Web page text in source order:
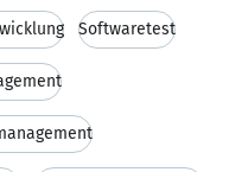
Softwaretest